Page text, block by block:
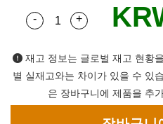
Elements (DOE)
Mechanics
and Couplers
Optical CompanyQuantity Selector
- Use the plus
+
재고 정보는 글로벌 재고 현황
별 실재고와는 차이가 있을 수 있
은 장바구니에 제품을 추